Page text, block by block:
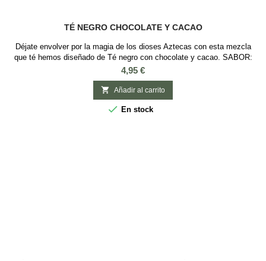
TÉ NEGRO CHOCOLATE Y CACAO
Déjate envolver por la magia de los dioses Aztecas con esta mezcla
que té hemos diseñado de Té negro con chocolate y cacao. SABOR:
ChocolateINGREDIENTES: Té negro, granos de cacao y chips de
chocolate Si eres un amante del chocolate, este té negro con chocolate
y cacao es imprescindible para tener en la despensa
Precio
4,95 €
 Añadir al carrito
 En stock